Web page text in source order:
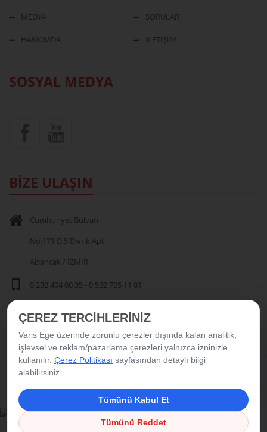
MEDYA SORULAR
HAKKIMDA İLETİŞİM
SOSYAL MEDYA
BİZE ULAŞIN
Cumhuriyet Bulvarı
No:171 D.5 Divrik Apt.
Alsancak / İZMİR
0 232 404 00 35 - 0 532 705 11 81
Copyright © 2016 Varis Ege. Tüm Hakları Saklıdır. | Çerez Politikası| Çerez
Tercihleri
ÇEREZ TERCİHLERİNİZ
Varis Ege üzerinde zorunlu çerezler dışında kalan analitik,
işlevsel ve reklam/pazarlama çerezleri yalnızca izninizle
kullanılır. Çerez Politikası sayfasından detaylı bilgi
alabilirsiniz.
Tümünü Kabul Et
Tümünü Reddet